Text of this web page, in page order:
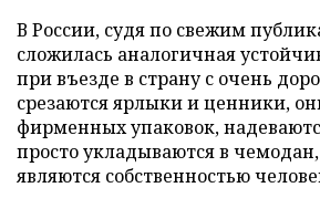
В России, судя по свежим
сложилась аналогичная
при въезде в страну с очень
срезаются ярлыки и ценники,
фирменных упаковок,
просто укладываются в
являются собственностью